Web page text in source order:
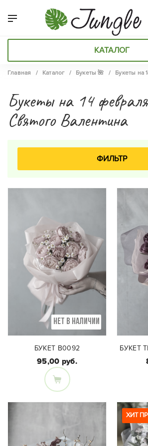
КАТАЛОГ
Главная / Каталог / Букеты 🌺 / Букеты на
Букеты на 14
Святого Валентина
ФИЛЬТР
НЕТ В НАЛИЧИИ
роза, танацетум
БУКЕТ B0092
95,00 руб.
БУКЕТ
ХИТ